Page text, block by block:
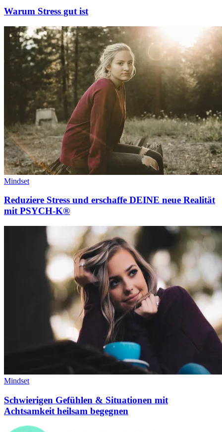
Warum Stress gut ist
Mindset
Reduziere Stress und erschaffe DEINE neue Realität
mit PSYCH-K®
Mindset
Schwierigen Gefühlen & Situationen mit
Achtsamkeit heilsam begegnen